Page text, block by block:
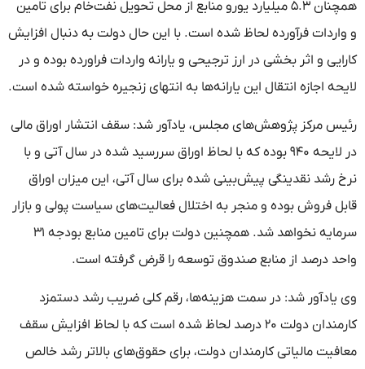
همچنان ۵.۳ میلیارد یورو منابع از محل تحویل نفت‌خام برای تامین
و واردات فرآورده لحاظ شده است. با این حال دولت به دنبال افزایش
کارایی و اثر بخشی در ارز ترجیحی و یارانه واردات فراورده بوده و در
لایحه اجازه انتقال این یارانه‌ها به انتهای زنجیره خواسته شده است.
رئیس مرکز پژوهش‌های مجلس، یادآور شد: سقف انتشار اوراق مالی
در لایحه ۹۴۰ بوده که با لحاظ اوراق سررسید شده در سال آتی و با
نرخ رشد نقدینگی پیش‌بینی شده برای سال آتی، این میزان اوراق
قابل فروش بوده و منجر به اختلال فعالیت‌های سیاست پولی و بازار
سرمایه نخواهد شد. همچنین دولت برای تامین منابع بودجه ۳۱
واحد درصد از منابع صندوق توسعه را قرض گرفته است.
وی یادآور شد: در سمت هزینه‌ها، رقم کلی ضریب رشد دستمزد
کارمندان دولت ۲۰ درصد لحاظ شده است که با لحاظ افزایش سقف
معافیت مالیاتی کارمندان دولت، برای حقوق‌های بالاتر رشد خالص